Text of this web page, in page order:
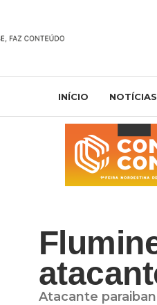
INÍCIO NOTÍCIAS
Atacante